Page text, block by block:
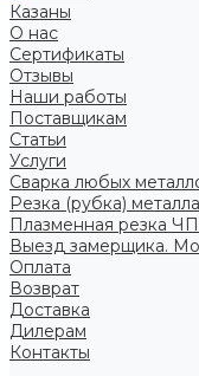
Казаны
О нас
Сертификаты
Отзывы
Наши работы
Поставщикам
Статьи
Услуги
Сварка любых
Резка (рубка) металла
Плазменная резка
Выезд замерщика.
Оплата
Возврат
Доставка
Дилерам
Контакты